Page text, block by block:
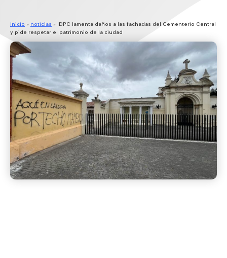
Inicio » noticias » IDPC lamenta daños a las fachadas del Cementerio Central
y pide respetar el patrimonio de la ciudad